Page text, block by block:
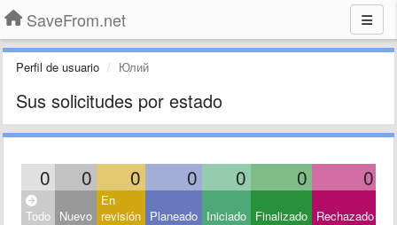
SaveFrom.net
Perfil de usuario Юлий
Sus solicitudes por estado
0 0 0 0 0 0 0
Todo Nuevo
En
revisión Planeado Iniciado Finalizado Rechazado